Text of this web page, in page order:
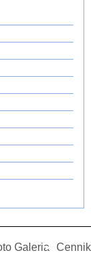
Galeria
Cennik